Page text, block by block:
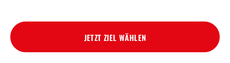
JETZT ZIEL WÄHLEN